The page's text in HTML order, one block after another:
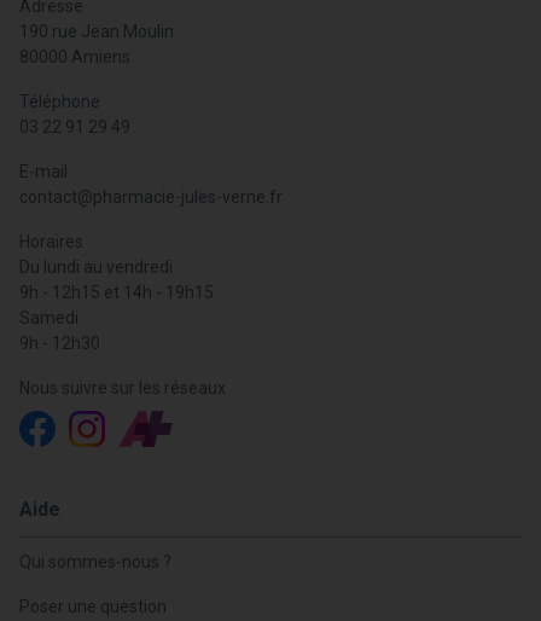
confiance, vous offre la possibilité de commander vos
accessoires pour homme en ligne, avec une livraison rapide
commodité de notre service en ligne pour accéder à une
vaste sélection de produits depuis chez vous. Pour toute
question ou besoin de conseil, notre équipe de pharmaciens
est à votre disposition pour vous aider à choisir les
Adresse
190 rue Jean Moulin
80000 Amiens
Téléphone
03 22 91 29 49
E-mail
contact@pharmacie-jules-verne.fr
Horaires
Du lundi au vendredi
9h - 12h15 et 14h - 19h15
Samedi
9h - 12h30
Nous suivre sur les réseaux
Aide
Qui sommes-nous ?
Poser une question